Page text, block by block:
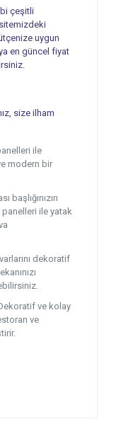
çeşitli
uygun
en güncel fiyat
size ilham
ile
modern bir
başlığınızın
panelleri ile yatak
dekoratif
ve kolay
ve